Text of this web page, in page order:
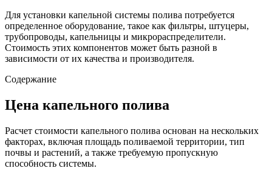
Для установки капельной системы полива потребуется
определенное оборудование, такое как фильтры, штуцеры,
трубопроводы, капельницы и микрораспределители.
Стоимость этих компонентов может быть разной в
зависимости от их качества и производителя.
Содержание
Цена капельного полива
Расчет стоимости капельного полива основан на нескольких
факторах, включая площадь поливаемой территории, тип
почвы и растений, а также требуемую пропускную
способность системы.